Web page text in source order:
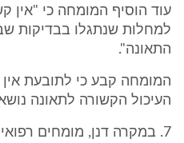
עוד הוסיף המומחה כי "אין
למחלות שנתגלו בבדיקות
התאונה".
המומחה קבע כי לתובעת
העיכול הקשורה לתאונה
7. במקרה דנן, מומחים